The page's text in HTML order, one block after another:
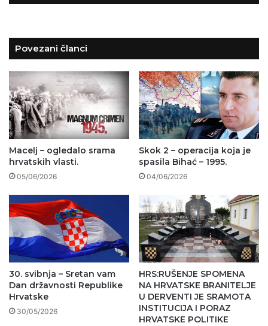
Povezani članci
Macelj – ogledalo srama
hrvatskih vlasti.
05/06/2026
Skok 2 – operacija koja je
spasila Bihać – 1995.
04/06/2026
30. svibnja – Sretan vam
Dan državnosti Republike
Hrvatske
30/05/2026
HRS:RUŠENJE SPOMENA
NA HRVATSKE BRANITELJE
U DERVENTI JE SRAMOTA
INSTITUCIJA I PORAZ
HRVATSKE POLITIKE